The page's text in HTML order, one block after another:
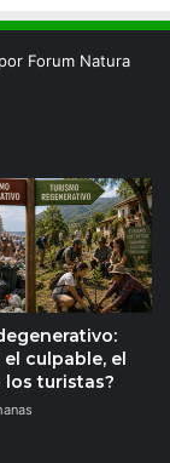
Forum Natura
el culpable, el
turistas?